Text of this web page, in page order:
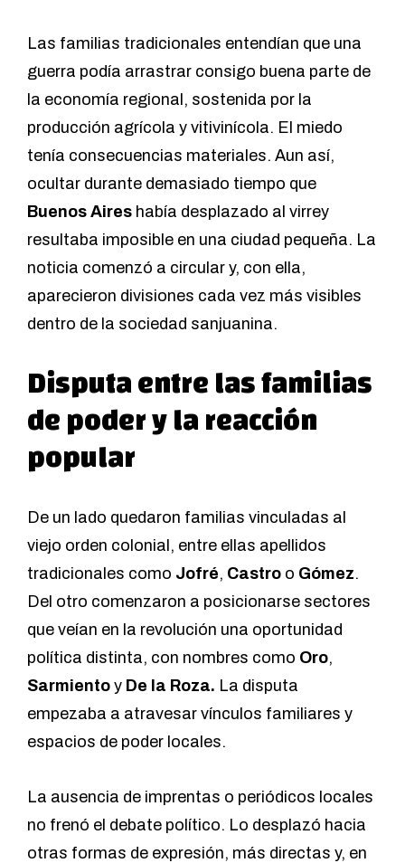
Las familias tradicionales entendían que una
guerra podía arrastrar consigo buena parte de
la economía regional, sostenida por la
producción agrícola y vitivinícola. El miedo
tenía consecuencias materiales. Aun así,
ocultar durante demasiado tiempo que
Buenos Aires había desplazado al virrey
resultaba imposible en una ciudad pequeña. La
noticia comenzó a circular y, con ella,
aparecieron divisiones cada vez más visibles
dentro de la sociedad sanjuanina.
Disputa entre las familias
de poder y la reacción
popular
De un lado quedaron familias vinculadas al
viejo orden colonial, entre ellas apellidos
tradicionales como Jofré, Castro o Gómez.
Del otro comenzaron a posicionarse sectores
que veían en la revolución una oportunidad
política distinta, con nombres como Oro,
Sarmiento y De la Roza. La disputa
empezaba a atravesar vínculos familiares y
espacios de poder locales.
La ausencia de imprentas o periódicos locales
no frenó el debate político. Lo desplazó hacia
otras formas de expresión, más directas y, en